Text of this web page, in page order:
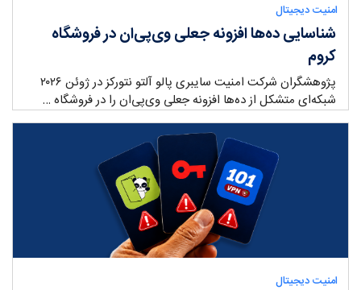
امنیت دیجیتال
شناسایی ده‌ها افزونه جعلی وی‌پی‌ان در فروشگاه
کروم
پژوهشگران شرکت امنیت سایبری پالو آلتو نتورکز در ژوئن ۲۰۲۶
شبکه‌ای متشکل از ده‌ها افزونه جعلی وی‌پی‌ان را در فروشگاه …
امنیت دیجیتال